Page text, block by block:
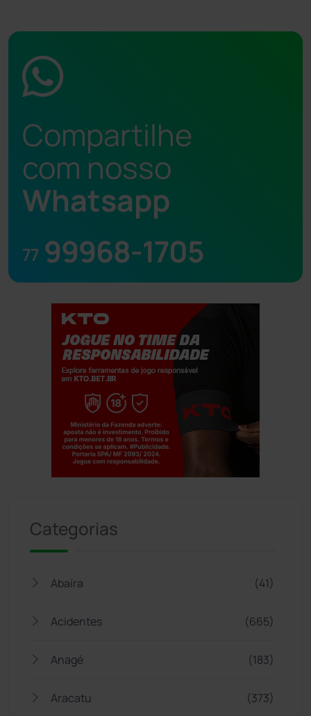
Compartilhe
com nosso
Whatsapp
77 99968-1705
Categorias
Abaíra (41)
Acidentes (665)
Anagé (183)
Aracatu (373)